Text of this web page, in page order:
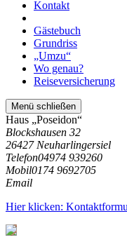
Kontakt
Gästebuch
Grundriss
„Umzu“
Wo genau?
Reiseversicherung
Menü schließen
Haus „Poseidon“
Blockshausen 32
26427 Neuharlingersiel
Telefon04974 939260
Mobil0174 9692705
Email
Hier klicken: